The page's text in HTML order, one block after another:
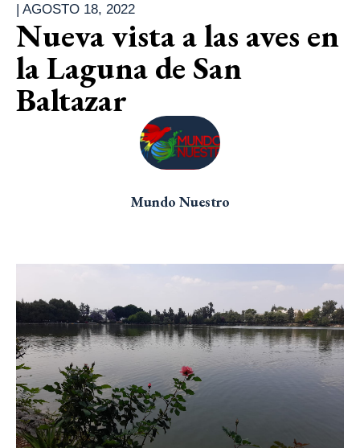
| AGOSTO 18, 2022
Nueva vista a las aves en
la Laguna de San
Baltazar
Mundo Nuestro